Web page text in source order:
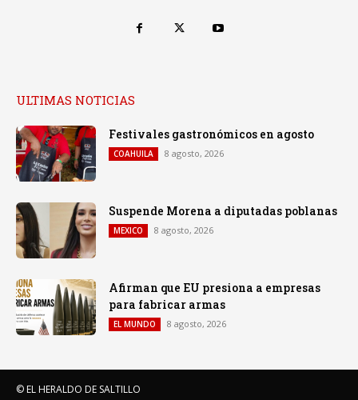
ULTIMAS NOTICIAS
Festivales gastronómicos en agosto
COAHUILA 8 agosto, 2026
Suspende Morena a diputadas poblanas
MEXICO 8 agosto, 2026
Afirman que EU presiona a empresas
para fabricar armas
EL MUNDO 8 agosto, 2026
© EL HERALDO DE SALTILLO